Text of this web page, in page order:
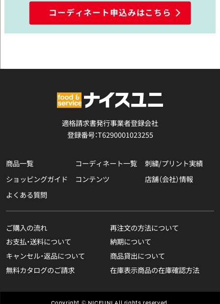
コーディネート申込みはこちら
適格請求書発行事業者登録会社
登録番号：T6290001023255
商品一覧 コーディネート一覧
刺繍/プリント実績
ショッピングガイド
コンテンツ
店舗（会社）情報
よくある質問
ご購入の流れ
再注文の方法について
お支払・送料について
納期について
キャンセル・返品について
商品貸出について
無料カタログのご請求
在庫表示商品の在庫確認方法